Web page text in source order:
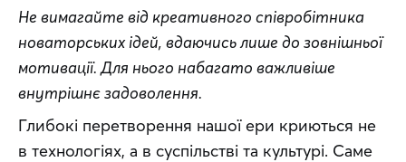
Не вимагайте від креативного співробітника
новаторських ідей, вдаючись лише до зовнішньої
мотивації. Для нього набагато важливіше
внутрішнє задоволення.
Глибокі перетворення нашої ери криються не
в технологіях, а в суспільстві та культурі. Саме